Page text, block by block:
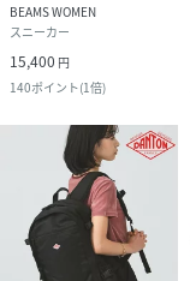
BEAMS WOMEN
スニーカー
15,400 円
140ポイント(1倍)